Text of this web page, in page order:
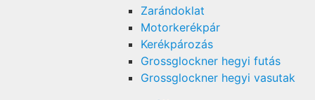
Zarándoklat
Motorkerékpár
Kerékpározás
Grossglockner hegyi futás
Grossglockner hegyi vasutak